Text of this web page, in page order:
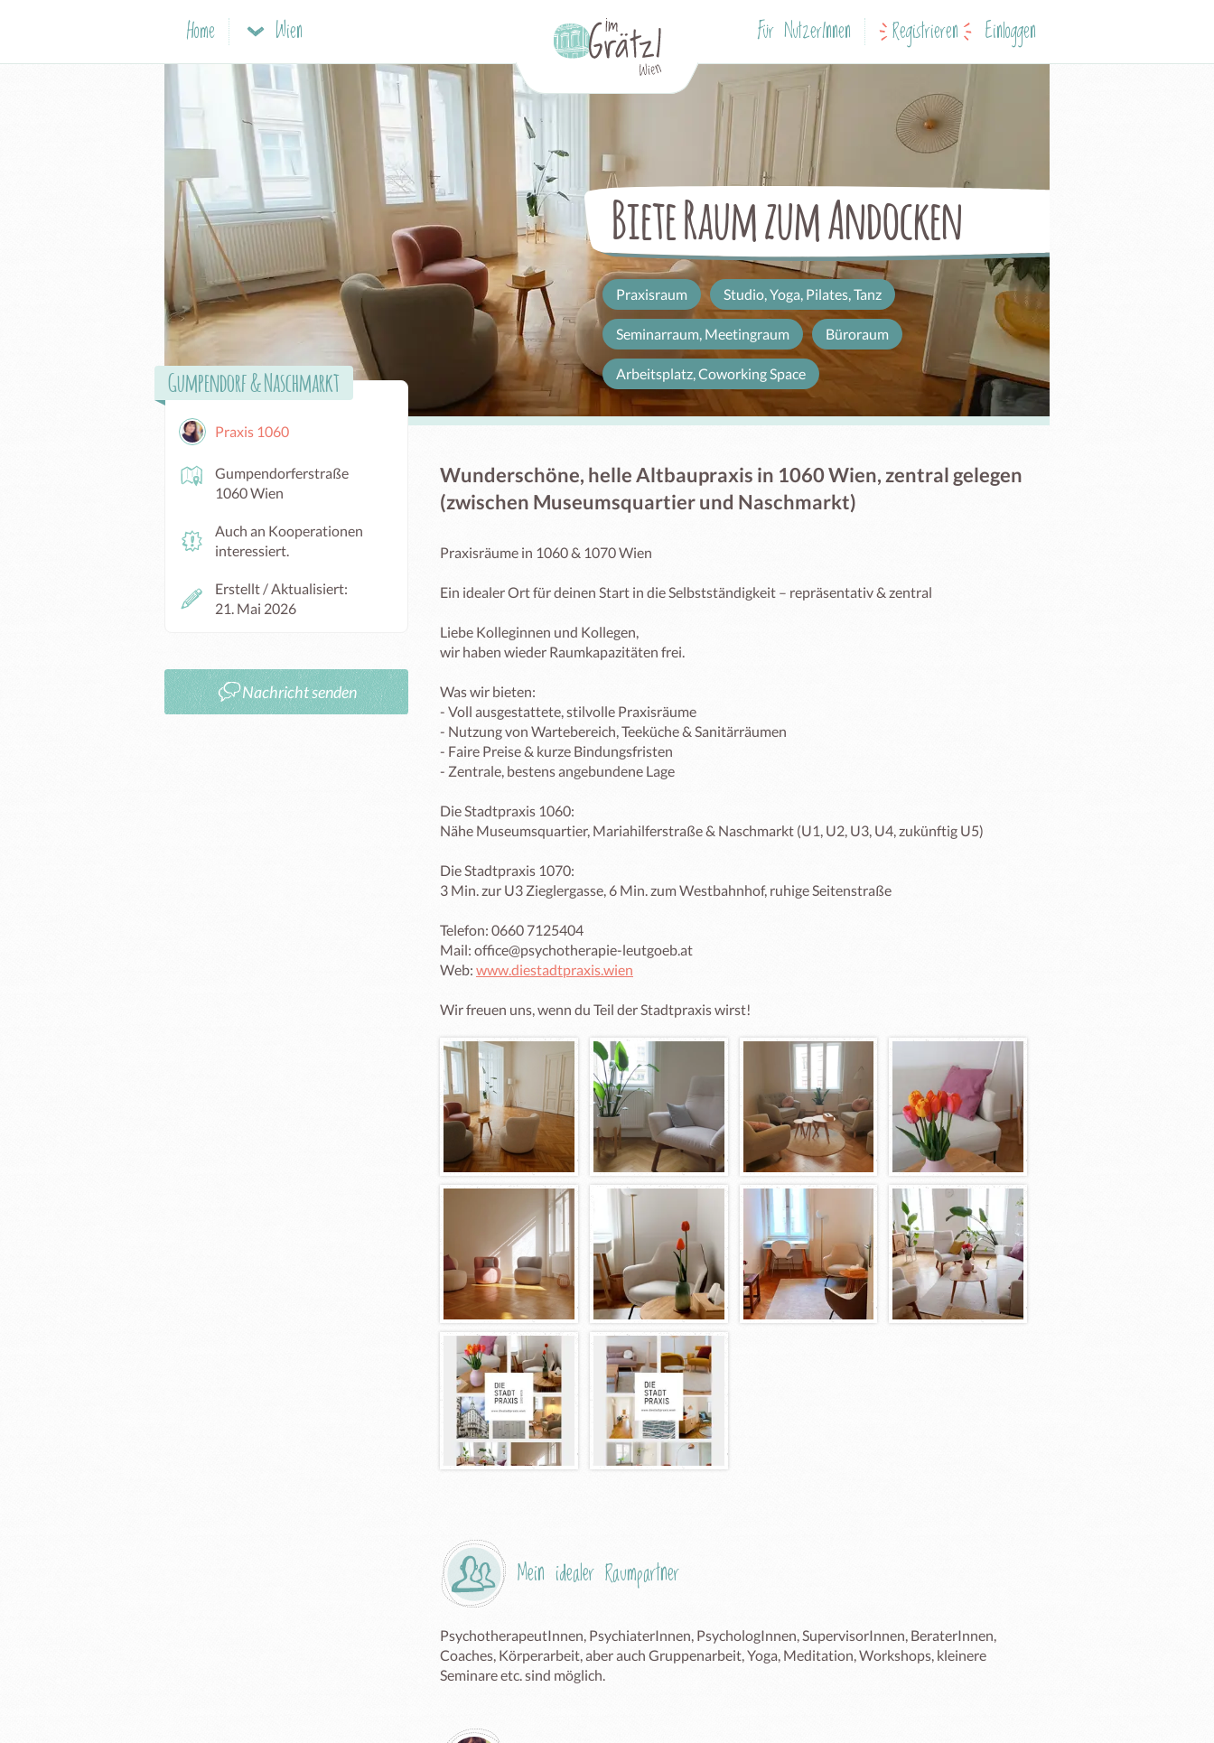
Home Wien Für NutzerInnen Registrieren Einloggen
Biete Raum zum Andocken
Praxisraum Studio, Yoga, Pilates, Tanz
Seminarraum, Meetingraum Büroraum
Arbeitsplatz, Coworking Space
Wunderschöne, helle Altbaupraxis in 1060 Wien, zentral gelegen
(zwischen Museumsquartier und Naschmarkt)
Praxisräume in 1060 & 1070 Wien
Ein idealer Ort für deinen Start in die Selbstständigkeit – repräsentativ & zentral
Liebe Kolleginnen und Kollegen,
wir haben wieder Raumkapazitäten frei.
Was wir bieten:
- Voll ausgestattete, stilvolle Praxisräume
- Nutzung von Wartebereich, Teeküche & Sanitärräumen
- Faire Preise & kurze Bindungsfristen
- Zentrale, bestens angebundene Lage
Die Stadtpraxis 1060:
Nähe Museumsquartier, Mariahilferstraße & Naschmarkt (U1, U2, U3, U4, zukünftig U5)
Die Stadtpraxis 1070:
3 Min. zur U3 Zieglergasse, 6 Min. zum Westbahnhof, ruhige Seitenstraße
Telefon: 0660 7125404
Mail: office@psychotherapie-leutgoeb.at
Web: www.diestadtpraxis.wien
Wir freuen uns, wenn du Teil der Stadtpraxis wirst!
Gumpendorf & Naschmarkt
Praxis 1060
Gumpendorferstraße
1060 Wien
Auch an Kooperationen
interessiert.
Erstellt / Aktualisiert:
21. Mai 2026
Nachricht senden
Mein idealer Raumpartner
PsychotherapeutInnen, PsychiaterInnen, PsychologInnen, SupervisorInnen, BeraterInnen,
Coaches, Körperarbeit, aber auch Gruppenarbeit, Yoga, Meditation, Workshops, kleinere
Seminare etc. sind möglich.